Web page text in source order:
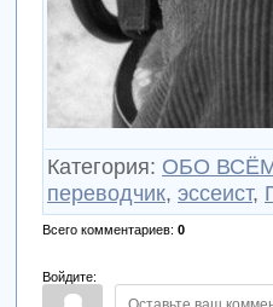
Категория: ОБО
переводчик, эссеист,
Всего комментариев: 0
Войдите: